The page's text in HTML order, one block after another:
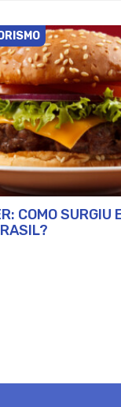
COMO SURGIU